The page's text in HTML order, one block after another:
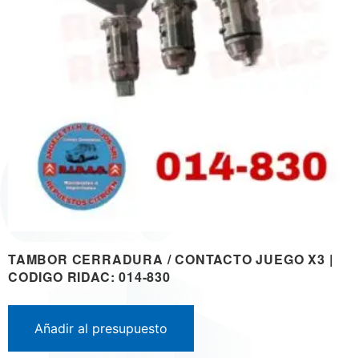
TAMBOR CERRADURA / CONTACTO JUEGO X3 |
CODIGO RIDAC: 014-830
Añadir al presupuesto